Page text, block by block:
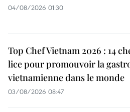
04/08/2026 01:30
Top Chef Vietnam 2026 : 14
lice pour promouvoir la
vietnamienne dans le monde
03/08/2026 08:47